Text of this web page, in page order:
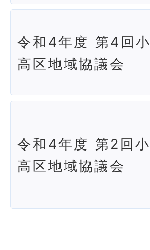
令和4年度 第4回小
高区地域協議会
令和4年度 第2回小
高区地域協議会